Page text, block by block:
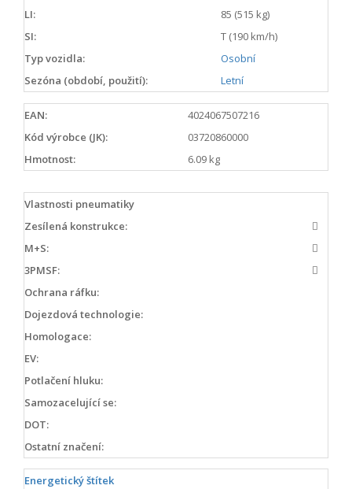
LI:
85 (515 kg)
SI:
T (190 km/h)
Typ vozidla:
Osobní
Sezóna (období, použití):
Letní
EAN:
4024067507216
Kód výrobce (JK):
03720860000
Hmotnost:
6.09 kg
Vlastnosti pneumatiky
Zesílená konstrukce:
M+S:
3PMSF:
Ochrana ráfku:
Dojezdová technologie:
Homologace:
EV:
Potlačení hluku:
Samozacelující se:
DOT:
Ostatní značení:
Energetický štítek